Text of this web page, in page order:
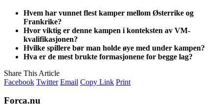
Hvem har vunnet flest kamper mellom Østerrike og
Frankrike?
Hvor viktig er denne kampen i konteksten av VM-
kvalifikasjonen?
Hvilke spillere bør man holde øye med under kampen?
Hva er de mest brukte formasjonene for begge lag?
Share This Article
Facebook Twitter Email Copy Link Print
Forca.nu